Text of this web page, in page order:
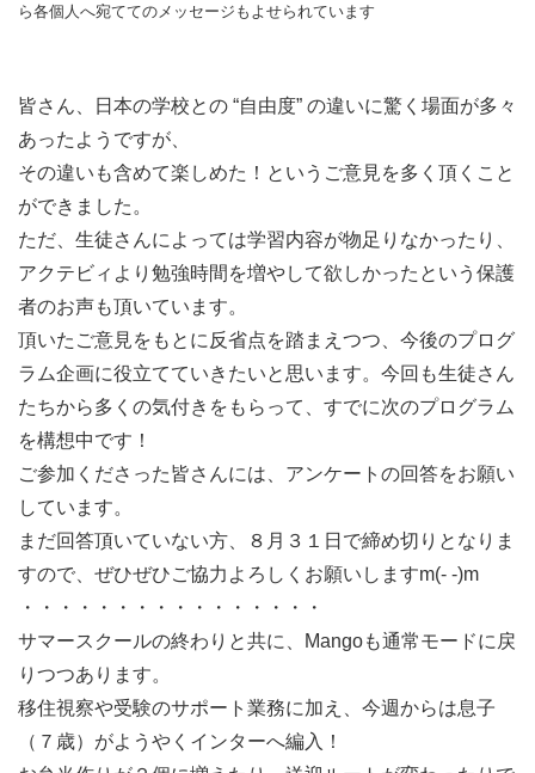
ら各個人へ宛ててのメッセージもよせられています
皆さん、日本の学校との “自由度” の違いに驚く場面が多々
あったようですが、
その違いも含めて楽しめた！というご意見を多く頂くこと
ができました。
ただ、生徒さんによっては学習内容が物足りなかったり、
アクテビィより勉強時間を増やして欲しかったという保護
者のお声も頂いています。
頂いたご意見をもとに反省点を踏まえつつ、今後のプログ
ラム企画に役立てていきたいと思います。今回も生徒さん
たちから多くの気付きをもらって、すでに次のプログラム
を構想中です！
ご参加くださった皆さんには、アンケートの回答をお願い
しています。
まだ回答頂いていない方、８月３１日で締め切りとなりま
すので、ぜひぜひご協力よろしくお願いしますm(- -)m
・・・・・・・・・・・・・・・・
サマースクールの終わりと共に、Mangoも通常モードに戻
りつつあります。
移住視察や受験のサポート業務に加え、今週からは息子
（７歳）がようやくインターへ編入！